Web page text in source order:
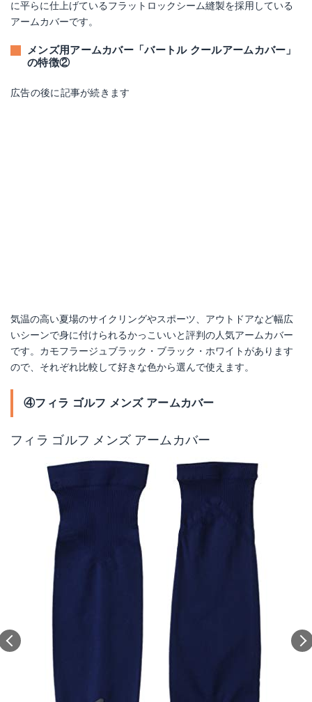
に平らに仕上げているフラットロックシーム縫製を採用している
アームカバーです。
メンズ用アームカバー「バートル クールアームカバー」
の特徴②
広告の後に記事が続きます
気温の高い夏場のサイクリングやスポーツ、アウトドアなど幅広
いシーンで身に付けられるかっこいいと評判の人気アームカバー
です。カモフラージュブラック・ブラック・ホワイトがあります
ので、それぞれ比較して好きな色から選んで使えます。
④フィラ ゴルフ メンズ アームカバー
フィラ ゴルフ メンズ アームカバー